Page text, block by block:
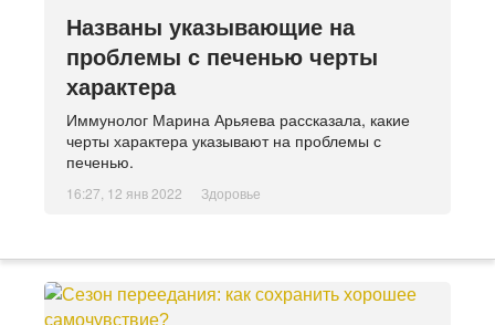
Названы указывающие на
проблемы с печенью черты
характера
Иммунолог Марина Арьяева рассказала, какие
черты характера указывают на проблемы с
печенью.
16:27, 12 янв 2022 Здоровье